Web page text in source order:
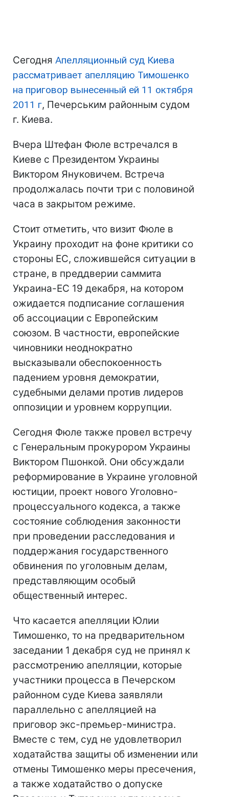
Сегодня Апелляционный суд Киева
рассматривает апелляцию Тимошенко
на приговор вынесенный ей 11 октября
2011 г, Печерським районным судом
г. Киева.
Вчера Штефан Фюле встречался в
Киеве с Президентом Украины
Виктором Януковичем. Встреча
продолжалась почти три с половиной
часа в закрытом режиме.
Стоит отметить, что визит Фюле в
Украину проходит на фоне критики со
стороны ЕС, сложившейся ситуации в
стране, в преддверии саммита
Украина-ЕС 19 декабря, на котором
ожидается подписание соглашения
об ассоциации с Европейским
союзом. В частности, европейские
чиновники неоднократно
высказывали обеспокоенность
падением уровня демократии,
судебными делами против лидеров
оппозиции и уровнем коррупции.
Сегодня Фюле также провел встречу
с Генеральным прокурором Украины
Виктором Пшонкой. Они обсуждали
реформирование в Украине уголовной
юстиции, проект нового Уголовно-
процессуального кодекса, а также
состояние соблюдения законности
при проведении расследования и
поддержания государственного
обвинения по уголовным делам,
представляющим особый
общественный интерес.
Что касается апелляции Юлии
Тимошенко, то на предварительном
заседании 1 декабря суд не принял к
рассмотрению апелляции, которые
участники процесса в Печерском
районном суде Киева заявляли
параллельно с апелляцией на
приговор экс-премьер-министра.
Вместе с тем, суд не удовлетворил
ходатайства защиты об изменении или
отмены Тимошенко меры пресечения,
а также ходатайство о допуске